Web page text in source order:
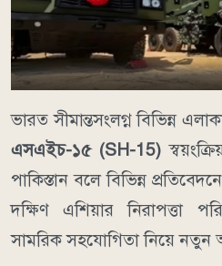
ভারত সীমান্তসংলগ্ন বিভিন্ন
এসএইচ-১৫ (SH-15)
পাকিস্তান বলে বিভিন্ন
দক্ষিণ এশিয়ার নিরাপত্তা
সামরিক সহযোগিতা নিয়ে নতুন